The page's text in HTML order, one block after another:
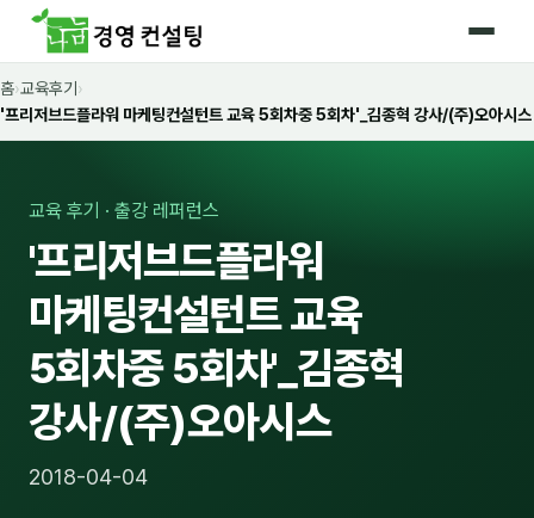
홈
🛡️ 법정 의무교육 4종
🤖 AI · IT 교육
📈 마케팅 · 영업
🤝 B2B 세일즈
💼 비즈니스 스킬
홈›교육후기 ›
'프리저브드플라워 마케팅컨설턴트 교육 5회차중 5회차'_김종혁 강사/(주)오아시스
교육 후기 · 출강 레퍼런스
'프리저브드플라워
마케팅컨설턴트 교육
5회차중 5회차'_김종혁
강사/(주)오아시스
2018-04-04